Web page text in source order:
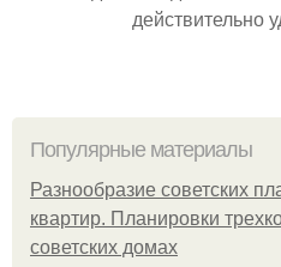
действительно
Популярные материалы
Разнообразие советских
квартир. Планировки
советских домах